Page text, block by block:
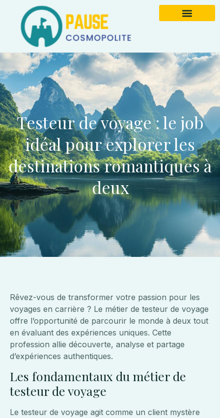
Testeur de voyage : le job
idéal pour explorer les
destinations romantiques à
deux
Rêvez-vous de transformer votre passion pour les
voyages en carrière ? Le métier de testeur de voyage
offre l’opportunité de parcourir le monde à deux tout
en évaluant des expériences uniques. Cette
profession allie découverte, analyse et partage
d’expériences authentiques.
Les fondamentaux du métier de
testeur de voyage
Le testeur de voyage agit comme un client mystère